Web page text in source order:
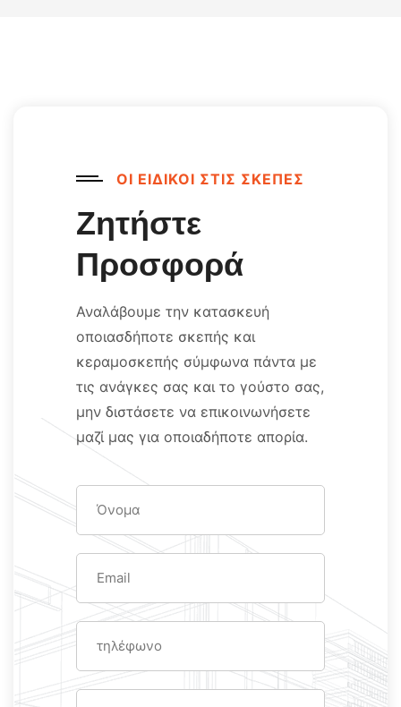
ΟΙ ΕΙΔΙΚΟΙ ΣΤΙΣ ΣΚΕΠΕΣ
Ζητήστε
Προσφορά
Αναλάβουμε την κατασκευή
οποιασδήποτε σκεπής και
κεραμοσκεπής σύμφωνα πάντα με
τις ανάγκες σας και το γούστο σας,
μην διστάσετε να επικοινωνήσετε
μαζί μας για οποιαδήποτε απορία.